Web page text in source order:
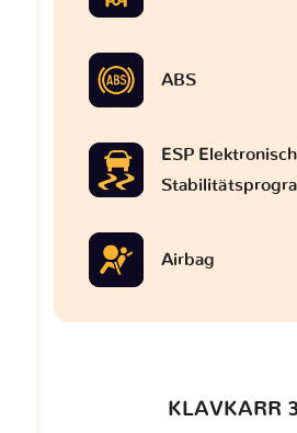
ABS
ESP
Airbag
KLAVKARR